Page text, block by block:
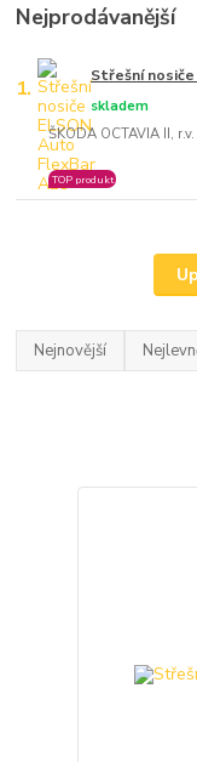
Nejprodávanější
1. Střešní nosiče
ŠKODA OCTAVIA II,
skladem
TOP produkt
Nejnovější